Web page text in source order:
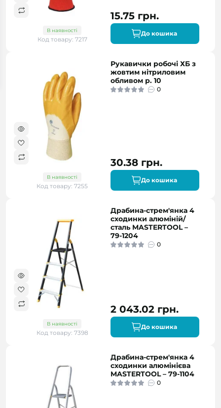
В наявності
Код товару: 7217
15.75 грн.
До кошика
В наявності
Код товару: 7255
Рукавички робочі ХБ з
жовтим нітриловим
обливом р. 10
0
30.38 грн.
До кошика
В наявності
Код товару: 7398
Драбина-стрем'янка 4
сходинки алюміній/
сталь MASTERTOOL –
79-1204
0
2 043.02 грн.
До кошика
Драбина-стрем'янка 4
сходинки алюмінієва
MASTERTOOL – 79-1104
0